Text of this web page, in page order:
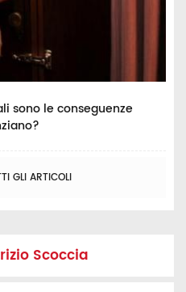
sono le conseguenze
GLI ARTICOLI
Scoccia